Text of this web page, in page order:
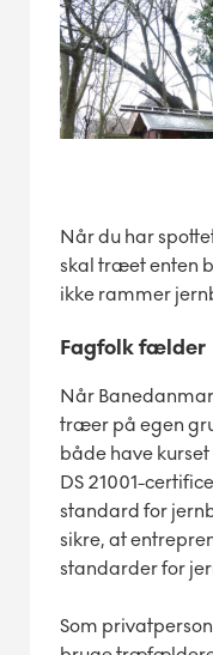
Når du har
skal træet enten
ikke rammer
Fagfolk fælder
Når
træer på egen
både have
DS 21001-
standard for
sikre, at
standarder for
Som